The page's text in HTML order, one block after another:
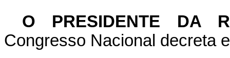
O PRESIDENTE DA
Congresso Nacional decreta